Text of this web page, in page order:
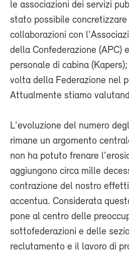
le associazioni dei servizi
stato possibile concretizzare
collaborazioni con
della Confederazione (APC)
personale di cabina
volta della Federazione nel
Attualmente stiamo
L'evoluzione del numero
rimane un argomento
non ha potuto frenare
aggiungono circa mille
contrazione del nostro
accentua. Considerata
pone al centro delle
sottofederazioni e delle
reclutamento e il lavoro di